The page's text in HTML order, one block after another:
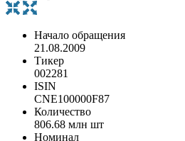
Начало обращения
21.08.2009
Тикер
002281
ISIN
CNE100000F87
Количество
806.68 млн шт
Номинал